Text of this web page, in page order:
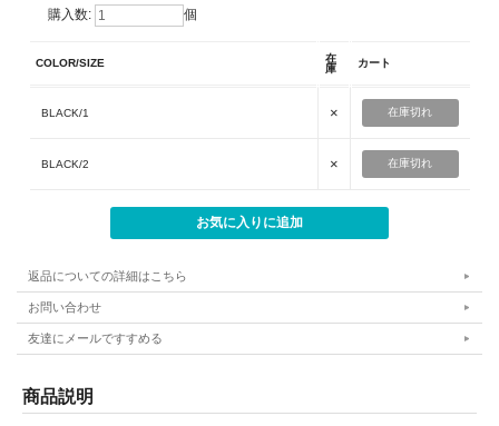
購入数: 個
COLOR/SIZE
在
庫
カート
BLACK/1 × 在庫切れ
BLACK/2 × 在庫切れ
返品についての詳細はこちら
お問い合わせ
友達にメールですすめる
商品説明